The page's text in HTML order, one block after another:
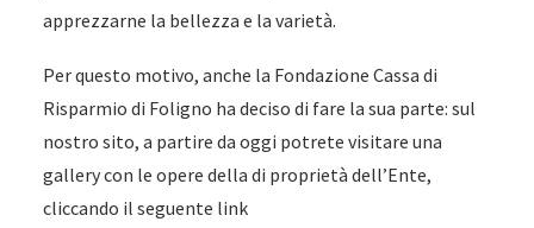
apprezzarne la bellezza e la varietà.
Per questo motivo, anche la Fondazione Cassa di
Risparmio di Foligno ha deciso di fare la sua parte: sul
nostro sito, a partire da oggi potrete visitare una
gallery con le opere della di proprietà dell’Ente,
cliccando il seguente link